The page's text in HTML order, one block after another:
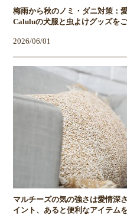
梅雨から秋のノミ・ダニ対策：
Caluluの犬服と虫よけグッズをご
2026/06/01
マルチーズの気の強さは愛情深
イント、あると便利なアイテム